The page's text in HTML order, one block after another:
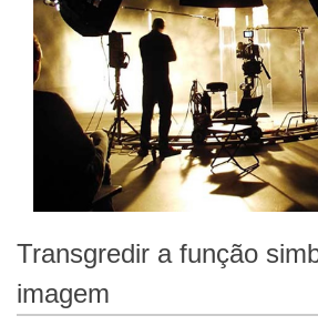
Transgredir a função
imagem